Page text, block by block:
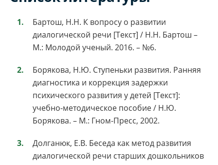
Бартош, Н.Н. К вопросу о развитии
диалогической речи [Текст] / Н.Н. Бартош –
М.: Молодой ученый. 2016. – №6.
Борякова, Н.Ю. Ступеньки развития. Ранняя
диагностика и коррекция задержки
психического развития у детей [Текст]:
учебно-методическое пособие / Н.Ю.
Борякова. – М.: Гном-Пресс, 2002.
Долганюк, Е.В. Беседа как метод развития
диалогической речи старших дошкольников